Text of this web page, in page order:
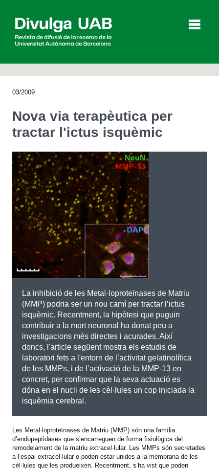
English Español
CERCAR
03/2009
Nova via terapèutica per
tractar l'ictus isquèmic
La inhibició de les Metal·loproteïnases de Matriu
(MMP) podria ser un nou camí per tractar l’ictus
isquèmic. Recentment, la hipòtesi que puguin
contribuir a la mort neuronal ha donat peu a
investigacions més directes i acurades. Així
doncs, l'article següent mostra els estudis de
laboratori fets a l'entorn de l’activitat gelatinolítica
de les MMPs, i de l’activació de la MMP-13 en
concret, per confirmar que la seva actuació es
dóna en el nucli de les cèl·lules un cop iniciada la
isquèmia cerebral.
Les Metal·loproteïnases de Matriu (MMP) són una família
d’endopeptidases que s’encarreguen de forma fisiològica del
remodelament de la matriu extracel·lular. Les MMPs són secretades
a l’espai extracel·lular o poden estar unides a la membrana de les
cèl·lules que les produeixen. Recentment, s’ha vist que poden